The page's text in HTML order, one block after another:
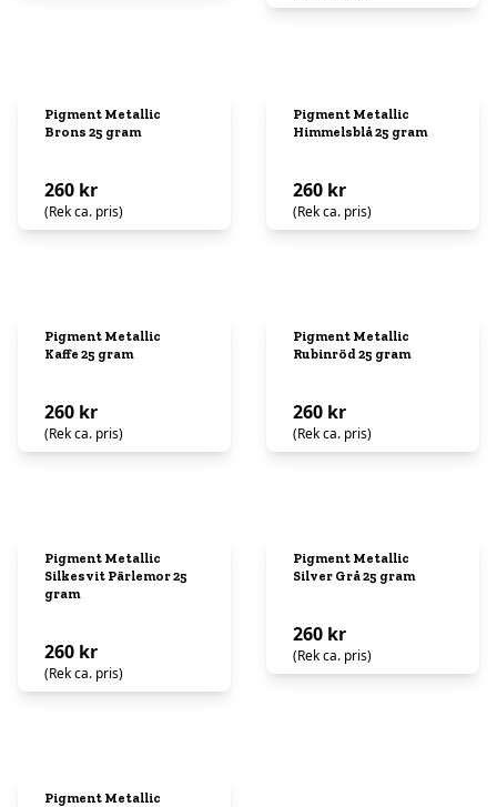
Pigment Metallic
Brons 25 gram
260 kr
(Rek ca. pris)
Pigment Metallic
Himmelsblå 25 gram
260 kr
(Rek ca. pris)
Pigment Metallic
Kaffe 25 gram
260 kr
(Rek ca. pris)
Pigment Metallic
Rubinröd 25 gram
260 kr
(Rek ca. pris)
Pigment Metallic
Silkesvit Pärlemor 25
gram
260 kr
(Rek ca. pris)
Pigment Metallic
Silver Grå 25 gram
260 kr
(Rek ca. pris)
Pigment Metallic